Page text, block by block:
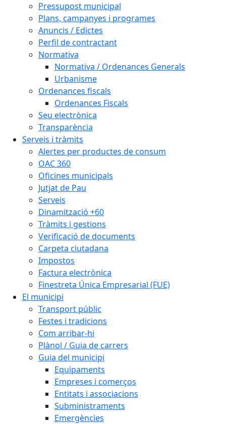
Pressupost municipal
Plans, campanyes i programes
Anuncis / Edictes
Perfil de contractant
Normativa
Normativa / Ordenances Generals
Urbanisme
Ordenances fiscals
Ordenances Fiscals
Seu electrònica
Transparència
Serveis i tràmits
Alertes per productes de consum
OAC 360
Oficines municipals
Jutjat de Pau
Serveis
Dinamització +60
Tràmits i gestions
Verificació de documents
Carpeta ciutadana
Impostos
Factura electrònica
Finestreta Única Empresarial (FUE)
El municipi
Transport públic
Festes i tradicions
Com arribar-hi
Plànol / Guia de carrers
Guia del municipi
Equipaments
Empreses i comerços
Entitats i associacions
Subministraments
Emergències